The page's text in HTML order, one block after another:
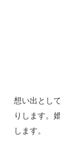
想い出とし
りします。
します。